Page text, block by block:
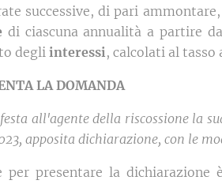
successive, di pari
di ciascuna annualità a partire
degli interessi, calcolati al tasso
LA DOMANDA
all'agente della riscossione la
apposita dichiarazione, con le
per presentare la dichiarazione